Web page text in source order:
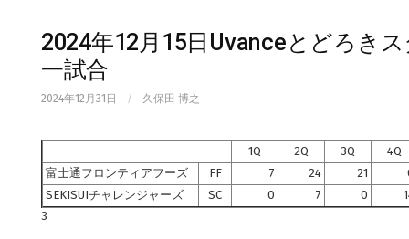
2024年12月15日Uvanceとどろき
一試合
2024年12月31日 / 久保田 博之
1Q 2Q 3Q
4Q
富士通フロンティアフーズ
FF 7 24 21
SEKISUIチャレンジャーズ
SC 0 7 0
3